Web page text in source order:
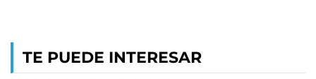
TE PUEDE INTERESAR